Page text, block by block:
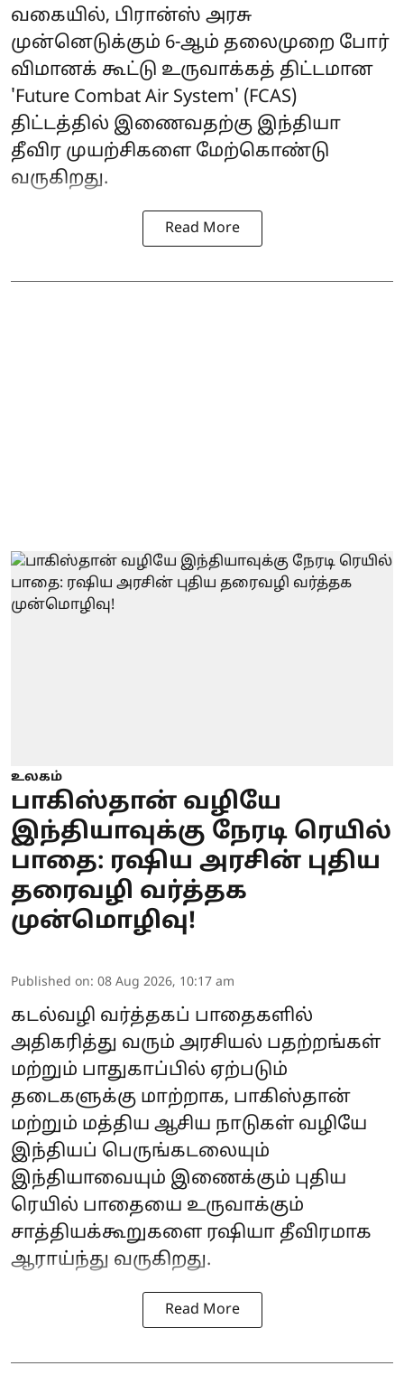
வகையில், பிரான்ஸ் அரசு
முன்னெடுக்கும் 6-ஆம் தலைமுறை போர்
விமானக் கூட்டு உருவாக்கத் திட்டமான
'Future Combat Air System' (FCAS)
திட்டத்தில் இணைவதற்கு இந்தியா
தீவிர முயற்சிகளை மேற்கொண்டு
வருகிறது.
Read More
உலகம்
பாகிஸ்தான் வழியே
இந்தியாவுக்கு நேரடி ரெயில்
பாதை: ரஷிய அரசின் புதிய
தரைவழி வர்த்தக
முன்மொழிவு!
Published on: 08 Aug 2026, 10:17 am
கடல்வழி வர்த்தகப் பாதைகளில்
அதிகரித்து வரும் அரசியல் பதற்றங்கள்
மற்றும் பாதுகாப்பில் ஏற்படும்
தடைகளுக்கு மாற்றாக, பாகிஸ்தான்
மற்றும் மத்திய ஆசிய நாடுகள் வழியே
இந்தியப் பெருங்கடலையும்
இந்தியாவையும் இணைக்கும் புதிய
ரெயில் பாதையை உருவாக்கும்
சாத்தியக்கூறுகளை ரஷியா தீவிரமாக
ஆராய்ந்து வருகிறது.
Read More